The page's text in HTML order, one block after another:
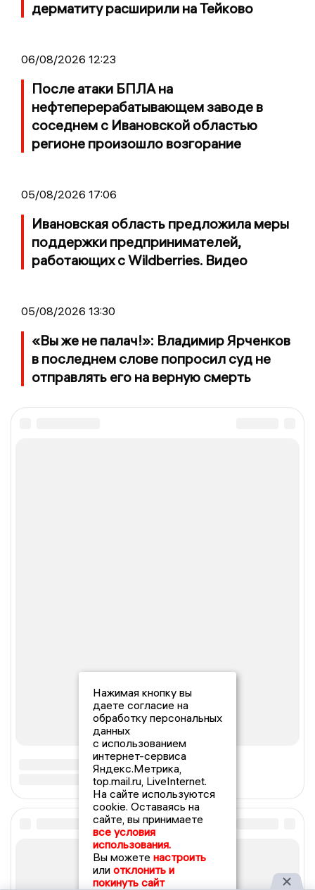
дерматиту расширили на Тейково
06/08/2026 12:23
После атаки БПЛА на
нефтеперерабатывающем заводе в
соседнем с Ивановской областью
регионе произошло возгорание
05/08/2026 17:06
Ивановская область предложила меры
поддержки предпринимателей,
работающих с Wildberries. Видео
05/08/2026 13:30
«Вы же не палач!»: Владимир Ярченков
в последнем слове попросил суд не
отправлять его на верную смерть
Нажимая кнопку вы
даете согласие на
обработку персональных
данных
с использованием
интернет-сервиса
Яндекс.Метрика,
top.mail.ru, LiveInternet.
На сайте используются
cookie. Оставаясь на
сайте, вы принимаете
все условия
использования.
Вы можете настроить
или отклонить и
покинуть сайт